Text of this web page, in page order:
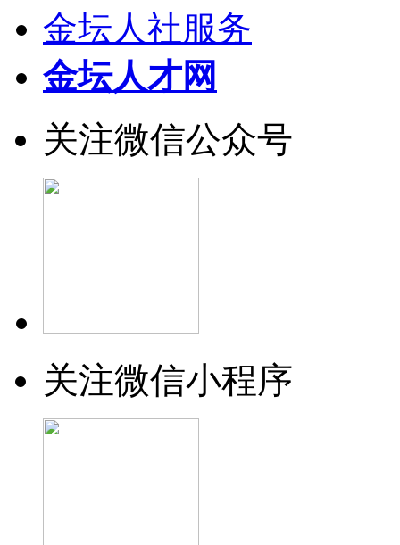
金坛人社服务
金坛人才网
关注微信公众号
关注微信小程序